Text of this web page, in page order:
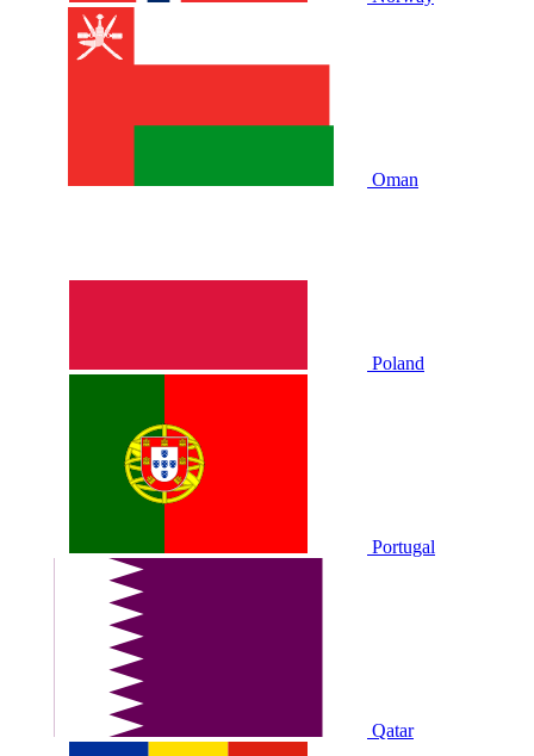
Oman
Poland
Portugal
Qatar